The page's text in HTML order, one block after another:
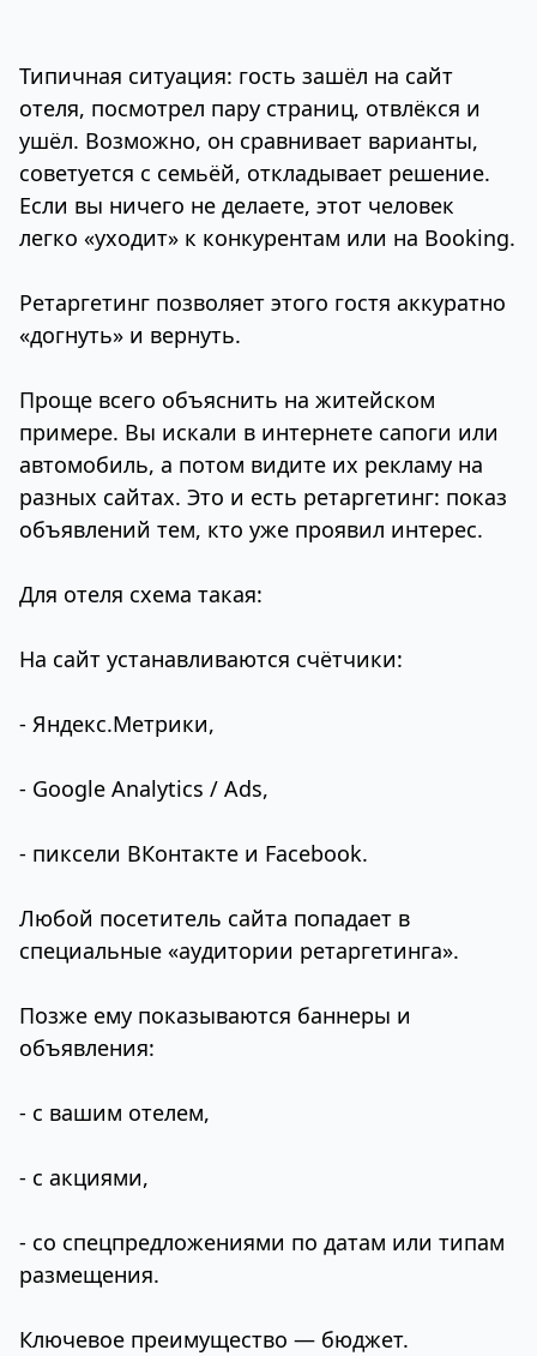
Типичная ситуация: гость зашёл на сайт
отеля, посмотрел пару страниц, отвлёкся и
ушёл. Возможно, он сравнивает варианты,
советуется с семьёй, откладывает решение.
Если вы ничего не делаете, этот человек
легко «уходит» к конкурентам или на Booking.
Ретаргетинг позволяет этого гостя аккуратно
«догнуть» и вернуть.
Проще всего объяснить на житейском
примере. Вы искали в интернете сапоги или
автомобиль, а потом видите их рекламу на
разных сайтах. Это и есть ретаргетинг: показ
объявлений тем, кто уже проявил интерес.
Для отеля схема такая:
На сайт устанавливаются счётчики:
- Яндекс.Метрики,
- Google Analytics / Ads,
- пиксели ВКонтакте и Facebook.
Любой посетитель сайта попадает в
специальные «аудитории ретаргетинга».
Позже ему показываются баннеры и
объявления:
- с вашим отелем,
- с акциями,
- со спецпредложениями по датам или типам
размещения.
Ключевое преимущество — бюджет.